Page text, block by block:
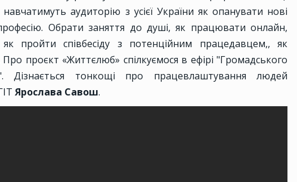
аудиторію з усієї України як опанувати нові
Обрати заняття до душі, як працювати онлайн,
пройти співбесіду з потенційним працедавцем,, як
проєкт «Життєлюб» спілкуємося в ефірі "Громадського
Дізнається тонкощі про працевлаштування людей
Ярослава Савош.